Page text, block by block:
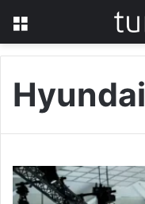
Hyundai